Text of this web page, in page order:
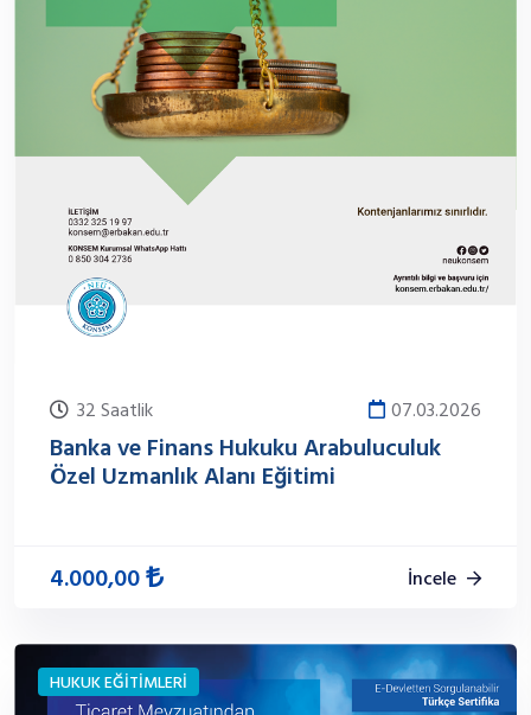
32 Saatlik 07.03.2026
Banka ve Finans Hukuku Arabuluculuk
Özel Uzmanlık Alanı Eğitimi
4.000,00 İncele
HUKUK EĞİTİMLERİ